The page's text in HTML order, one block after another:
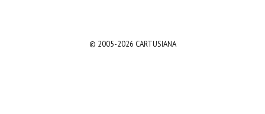
© 2005-2026 CARTUSIANA